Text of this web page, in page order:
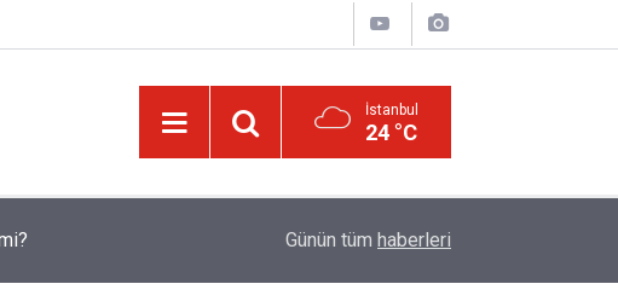
İstanbul
24 °C
İslâm Birliği’nin kilometre taşları ve olması
Günün tüm haberleri